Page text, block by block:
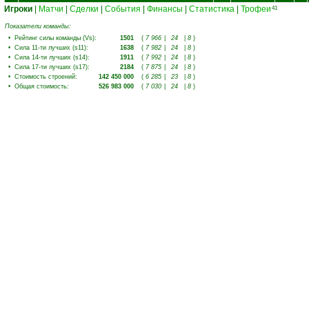
Игроки Матчи Сделки События Финансы Статистика Трофеи 41
Показатели команды:
• Рейтинг силы команды (Vs): 1501 ( 7 966 24 8 )
• Сила 11-ти лучших (s11): 1638 ( 7 982 24 8 )
• Сила 14-ти лучших (s14): 1911 ( 7 992 24 8 )
• Сила 17-ти лучших (s17): 2184 ( 7 875 24 8 )
• Стоимость строений: 142 450 000 ( 6 285 23 8 )
• Общая стоимость: 526 983 000 ( 7 030 24 8 )